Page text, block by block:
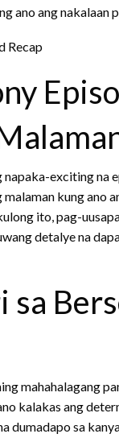
ang nakalaan
exciting na
kung ano
ito, pag-
detalye na
sa
mahahalagang
kalakas ang
dumadapo sa